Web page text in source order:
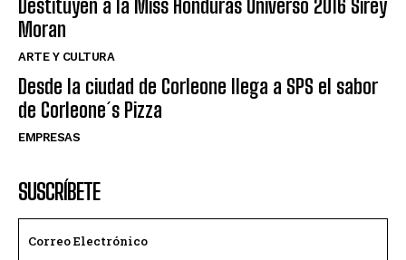
Destituyen a la Miss Honduras Universo 2016 Sirey
Moran
ARTE Y CULTURA
Desde la ciudad de Corleone llega a SPS el sabor
de Corleone´s Pizza
EMPRESAS
SUSCRÍBETE